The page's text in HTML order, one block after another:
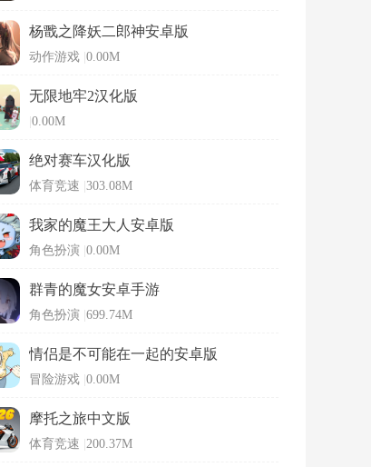
杨戬之降妖二郎神安卓版
动作游戏 0.00M
无限地牢2汉化版
0.00M
绝对赛车汉化版
体育竞速 303.08M
我家的魔王大人安卓版
角色扮演 0.00M
群青的魔女安卓手游
角色扮演 699.74M
情侣是不可能在一起的安卓版
冒险游戏 0.00M
摩托之旅中文版
体育竞速 200.37M